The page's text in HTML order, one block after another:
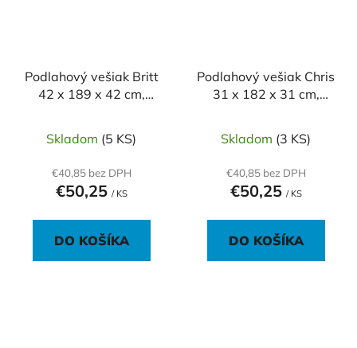
Podlahový vešiak Britt
42 x 189 x 42 cm,
Skladom (5 KS)
€40,85 bez DPH
€50,25 / KS
DO KOŠÍKA
Podlahový vešiak Chris
31 x 182 x 31 cm,
Skladom (3 KS)
€40,85 bez DPH
€50,25 / KS
DO KOŠÍKA